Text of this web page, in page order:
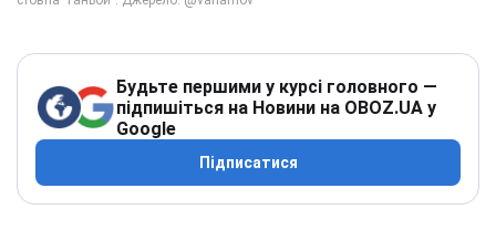
Будьте першими у курсі головного —
підпишіться на Новини на OBOZ.UA у
Google
Підписатися